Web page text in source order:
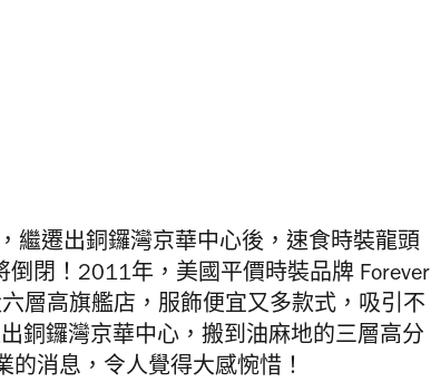
繼遷出銅鑼灣京華中心後，速食時裝龍頭
閉！2011年，美國平價時裝品牌 Forever
層高旗艦店，服飾便宜又多款式，吸引不
銅鑼灣京華中心，搬到油麻地的三層高分
消息，令人覺得大感惋惜！